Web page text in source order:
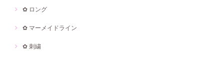
✿ ロング
✿ マーメイドライン
✿ 刺繍